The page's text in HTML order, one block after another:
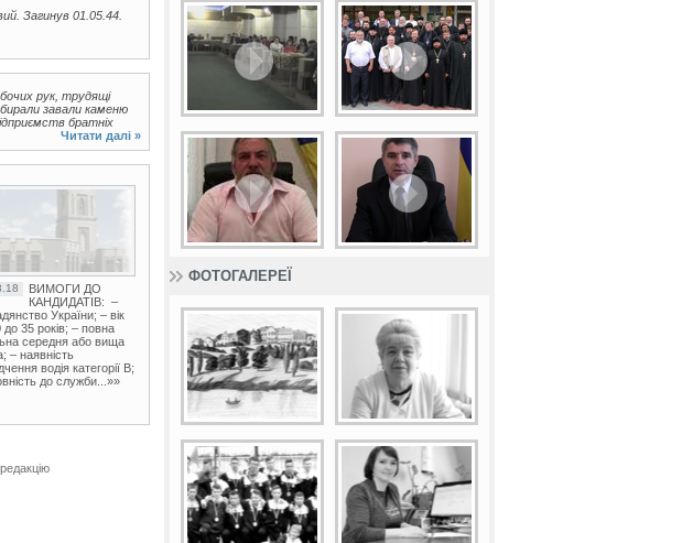
Загинув 01.05.44.
рук, трудящі
завали каменю
братніх
Читати далі »
ВИМОГИ ДО
КАНДИДАТІВ: –
України; – вік
до 35 років; – повна
середня або вища
– наявність
водія категорії В;
до служби...»»
ФОТОГАЛЕРЕЇ